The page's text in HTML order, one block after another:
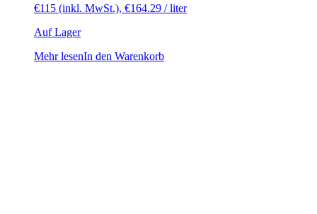
€115 (inkl. MwSt.), €164.29 / liter
Auf Lager
Mehr lesenIn den Warenkorb